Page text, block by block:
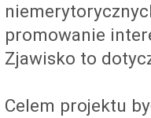
promowanie
Zjawisko to
Celem projektu